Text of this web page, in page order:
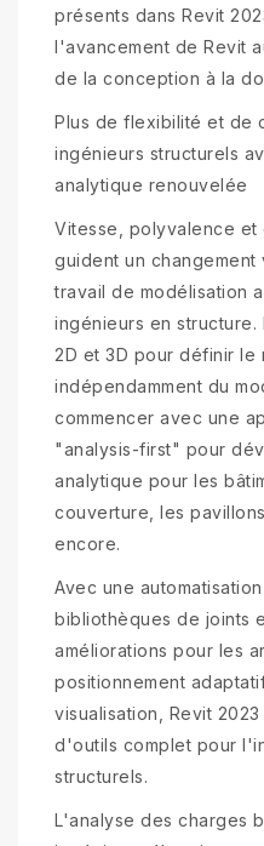
présents dans Revit
l'avancement de Revit
de la conception à la
Plus de flexibilité et de
ingénieurs structurels
analytique renouvelée
Vitesse, polyvalence
guident un
travail de modélisation
ingénieurs en
2D et 3D pour définir le
indépendamment du
commencer avec une
"analysis-first" pour
analytique pour les
couverture, les
encore.
Avec une
bibliothèques de joints
améliorations pour les
positionnement
visualisation, Revit
d'outils complet pour
structurels.
L'analyse des charges